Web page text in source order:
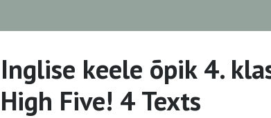
Inglise keele õpik 4.
High Five! 4 Texts